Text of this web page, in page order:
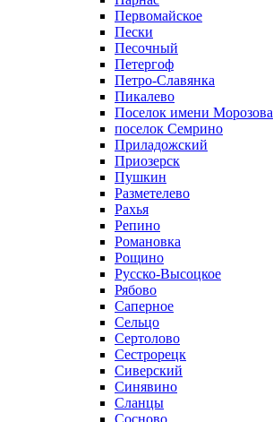
Первомайское
Пески
Песочный
Петергоф
Петро-Славянка
Пикалево
Поселок имени Морозова
поселок Семрино
Приладожский
Приозерск
Пушкин
Разметелево
Рахья
Репино
Романовка
Рощино
Русско-Высоцкое
Рябово
Саперное
Сельцо
Сертолово
Сестрорецк
Сиверский
Синявино
Сланцы
Сосново